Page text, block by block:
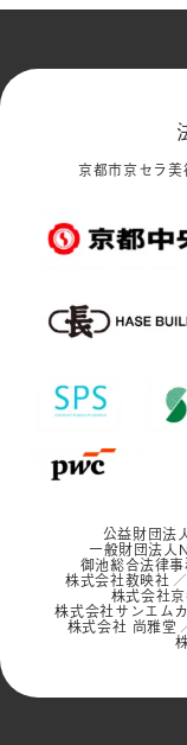
京都市京セラ美
公益財団法
一般財団法人
御池総合法律
株式会社教映社
株式会社
株式会社サンエム
株式会社 尚雅堂